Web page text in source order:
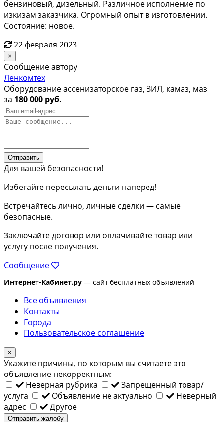
бензиновый, дизельный. Различное исполнение по
изкизам заказчика. Огромный опыт в изготовлении.
Состояние: новое.
22 февраля 2023
×
Сообщение автору
Ленкомтех
Оборудование ассенизаторское газ, ЗИЛ, камаз, маз
за 180 000 руб.
Отправить
Для вашей безопасности!
Избегайте пересылать деньги наперед!
Встречайтесь лично, личные сделки — самые
безопасные.
Заключайте договор или оплачивайте товар или
услугу после получения.
Сообщение
Интернет-Кабинет.ру — сайт бесплатных объявлений
Все объявления
Контакты
Города
Пользовательское соглашение
×
Укажите причины, по которым вы считаете это
объявление некорректным:
Неверная рубрика
Запрещенный товар/
услуга
Объявление не актуально
Неверный
адрес
Другое
Отправить жалобу